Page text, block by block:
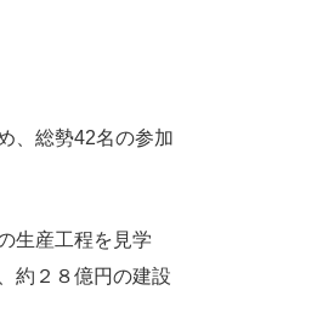
、総勢42名の参加
生産工程を見学
約２８億円の建設